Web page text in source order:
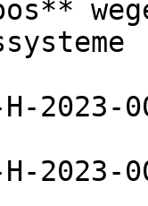
2023-
2023-